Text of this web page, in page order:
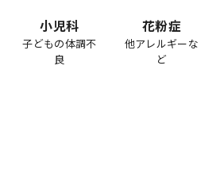
小児科
子どもの体調不
良
花粉症
他アレルギーな
ど